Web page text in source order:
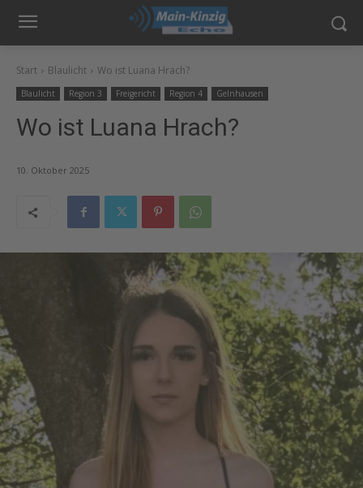
Start Blaulicht Wo ist Luana Hrach?
Blaulicht Region 3 Freigericht Region 4 Gelnhausen
Wo ist Luana Hrach?
10. Oktober 2025